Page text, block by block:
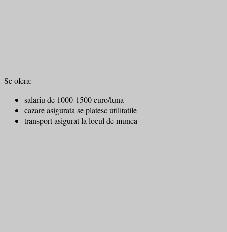
Se ofera:
salariu de 1000-1500 euro/luna
cazare asigurata se platesc utilitatile
transport asigurat la locul de munca